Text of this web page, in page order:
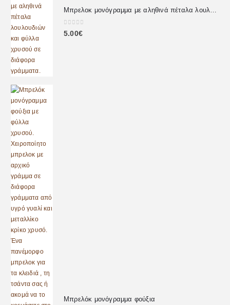
Μπρελοκ μονόγραμμα με αληθινά πέταλα λουλουδιών
0 out of 5
5.00€
Μπρελόκ μονόγραμμα φούξια